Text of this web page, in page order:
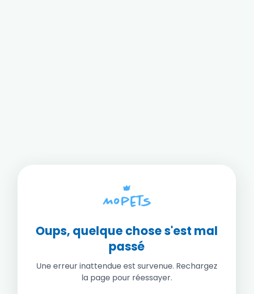
Oups, quelque chose s'est mal
passé
Une erreur inattendue est survenue. Rechargez
la page pour réessayer.